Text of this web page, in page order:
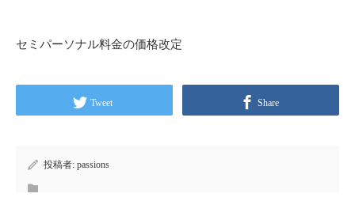
セミパーソナル料金の価格改定
Tweet Share
投稿者: passions